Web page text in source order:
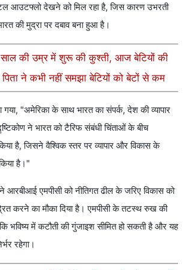
आउटफ्लो देखने को मिल रहा है, जिस कारण उभरती
की मुद्रा पर दबाव बना हुआ है।
की उम्र में शुरू की कुश्ती, आज बेटियों की
ने कभी नहीं समझा बेटियों को बेटों से कम
"अमेरिका के साथ भारत का संपर्क, देश की व्यापार
ने भारत को टैरिफ संबंधी चिंताओं के बीच
है, जिसने वैश्विक स्तर पर व्यापार और विकास के
है।"
आरबीआई एमपीसी को नीतिगत ढील के जरिए विकास को
करने का मौका दिया है। एमपीसी के तटस्थ रुख की
भविष्य में कटौती की गुंजाइश सीमित हो सकती है और यह
रहेगा।